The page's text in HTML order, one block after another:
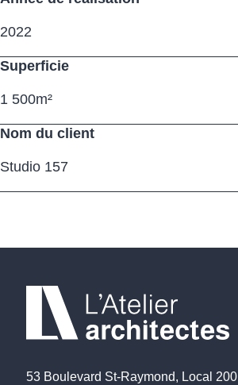
2022
Superficie
1 500m²
Nom du client
Studio 157
53 Boulevard St-Raymond, Local 200